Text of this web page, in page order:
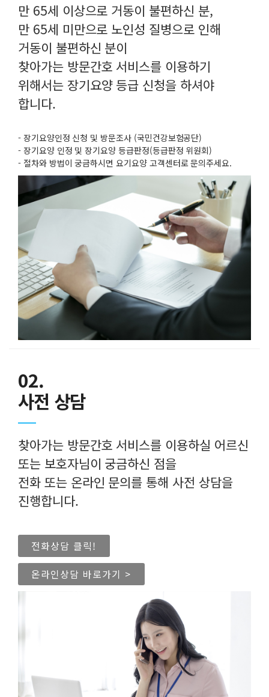
만 65세 이상으로 거동이 불편하신 분,
만 65세 미만으로 노인성 질병으로 인해
거동이 불편하신 분이
찾아가는 방문간호 서비스를 이용하기
위해서는 장기요양 등급 신청을 하셔야
합니다.
- 장기요양인정 신청 및 방문조사 (국민건강보험공단)
- 장기요양 인정 및 장기요양 등급판정(등급판정 위원회)
- 절차와 방법이 궁금하시면 요기요양 고객센터로 문의주세요.
02.
사전 상담
찾아가는 방문간호 서비스를 이용하실 어르신
또는 보호자님이 궁금하신 점을
전화 또는 온라인 문의를 통해 사전 상담을
진행합니다.
전화상담 클릭!
온라인상담 바로가기 >